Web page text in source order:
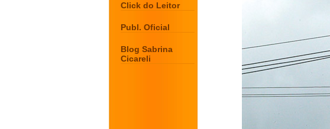
Click do Leitor
Publ. Oficial
Blog Sabrina
Cicareli